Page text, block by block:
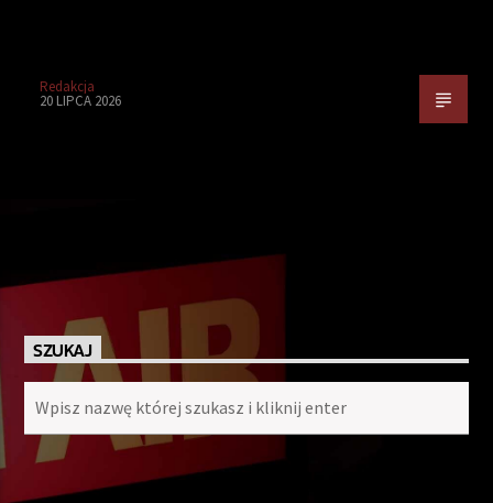
Redakcja
20 LIPCA 2026
SZUKAJ